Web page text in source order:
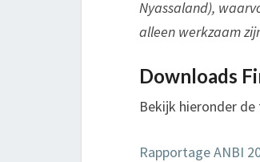
Nyassaland),
alleen werkzaam
Downloads
Bekijk hieronder
Rapportage ANBI